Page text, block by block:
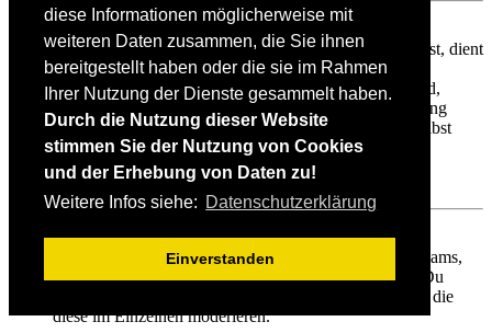
diese Informationen möglicherweise mit
weiteren Daten zusammen, die Sie ihnen
bereitgestellt haben oder die sie im Rahmen
Ihrer Nutzung der Dienste gesammelt haben.
Durch die Nutzung dieser Website
stimmen Sie der Nutzung von Cookies
und der Erhebung von Daten zu!
Weitere Infos siehe: Datenschutzerklärung
Einverstanden
Wenn du Mitglied in mehr als einer Benutzergruppe bist, dient
die Hauptgruppe dazu, deine Gruppenfarbe sowie den
Gruppenrang, der bei dir standardmäßig angezeigt wird,
festzulegen. Ein Administrator kann dir die Berechtigung
geben, deine Hauptgruppe im persönlichen Bereich selbst
festzulegen.
Was bedeutet der „Das Team“-Link auf der Startseite?
Auf dieser Seite findest du eine Auflistung des Forenteams,
einschließlich der Administratoren, der Moderatoren. Du
findest hier auch weitere Informationen wie die Foren, die
diese im Einzelnen moderieren.